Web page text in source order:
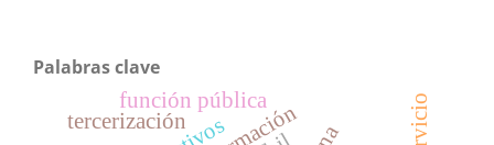
Palabras clave
función pública
tercerización servicio